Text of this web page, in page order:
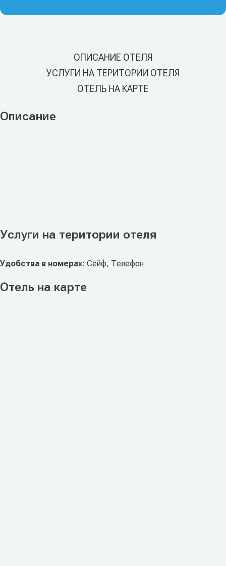
ОПИСАНИЕ ОТЕЛЯ
УСЛУГИ НА ТЕРИТОРИИ ОТЕЛЯ
ОТЕЛЬ НА КАРТЕ
Описание
Услуги на територии отеля
Удобства в номерах: Сейф, Телефон
Отель на карте